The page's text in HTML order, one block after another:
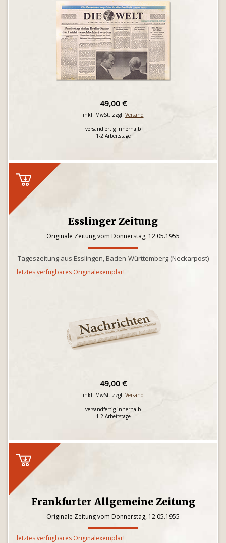
49,00 €
inkl. MwSt. zzgl. Versand
versandfertig innerhalb
1-2 Arbeitstage
Esslinger Zeitung
Originale Zeitung vom Donnerstag, 12.05.1955
Tageszeitung aus Esslingen, Baden-Württemberg (Neckarpost)
letztes verfügbares Originalexemplar!
49,00 €
inkl. MwSt. zzgl. Versand
versandfertig innerhalb
1-2 Arbeitstage
Frankfurter Allgemeine Zeitung
Originale Zeitung vom Donnerstag, 12.05.1955
letztes verfügbares Originalexemplar!